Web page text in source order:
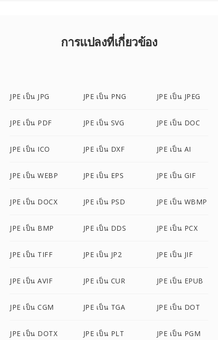
การแปลงที่เกี่ยวข้อง
JPE เป็น JPG JPE เป็น PNG JPE เป็น JPEG
JPE เป็น PDF JPE เป็น SVG JPE เป็น DOC
JPE เป็น ICO JPE เป็น DXF JPE เป็น AI
JPE เป็น WEBP JPE เป็น EPS JPE เป็น GIF
JPE เป็น DOCX JPE เป็น PSD JPE เป็น WBMP
JPE เป็น BMP JPE เป็น DDS JPE เป็น PCX
JPE เป็น TIFF JPE เป็น JP2 JPE เป็น JIF
JPE เป็น AVIF JPE เป็น CUR JPE เป็น EPUB
JPE เป็น CGM JPE เป็น TGA JPE เป็น DOT
JPE เป็น DOTX JPE เป็น PLT JPE เป็น PGM